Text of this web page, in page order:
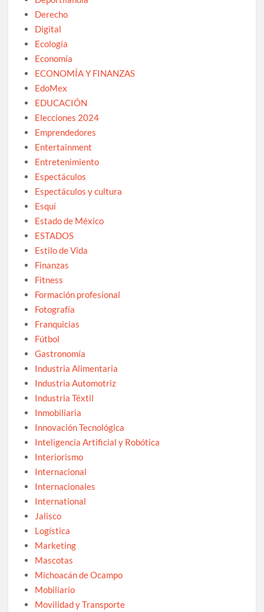
Derecho
Digital
Ecología
Economía
ECONOMÍA Y FINANZAS
EdoMex
EDUCACIÓN
Elecciones 2024
Emprendedores
Entertainment
Entretenimiento
Espectáculos
Espectáculos y cultura
Esquí
Estado de México
ESTADOS
Estilo de Vida
Finanzas
Fitness
Formación profesional
Fotografía
Franquicias
Fútbol
Gastronomía
Industria Alimentaria
Industria Automotriz
Industria Téxtil
Inmobiliaria
Innovación Tecnológica
Inteligencia Artificial y Robótica
Interiorismo
Internacional
Internacionales
International
Jalisco
Logística
Marketing
Mascotas
Michoacán de Ocampo
Mobiliario
Movilidad y Transporte